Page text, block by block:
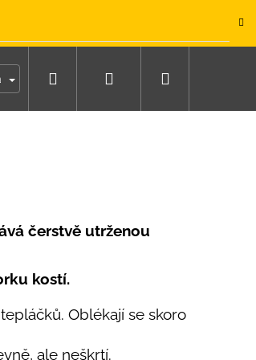
Hledat Přihlášení
čerstvě utrženou
kostí.
Oblékají se skoro
ale neškrtí.